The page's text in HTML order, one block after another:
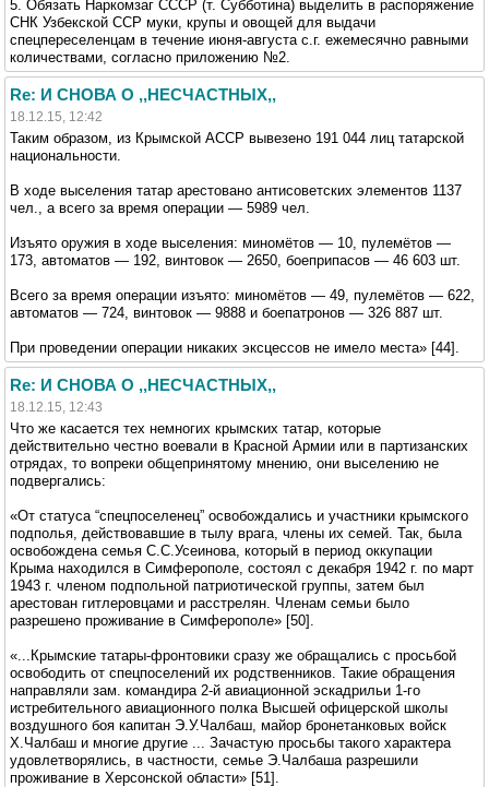
5. Обязать Наркомзаг СССР (т. Субботина) выделить в распоряжение
СНК Узбекской ССР муки, крупы и овощей для выдачи
спецпереселенцам в течение июня-августа с.г. ежемесячно равными
количествами, согласно приложению №2.
Re: И СНОВА О ,,НЕСЧАСТНЫХ,,
18.12.15, 12:42
Таким образом, из Крымской АССР вывезено 191 044 лиц татарской
национальности.
В ходе выселения татар арестовано антисоветских элементов 1137
чел., а всего за время операции — 5989 чел.
Изъято оружия в ходе выселения: миномётов — 10, пулемётов —
173, автоматов — 192, винтовок — 2650, боеприпасов — 46 603 шт.
Всего за время операции изъято: миномётов — 49, пулемётов — 622,
автоматов — 724, винтовок — 9888 и боепатронов — 326 887 шт.
При проведении операции никаких эксцессов не имело места» [44].
Re: И СНОВА О ,,НЕСЧАСТНЫХ,,
18.12.15, 12:43
Что же касается тех немногих крымских татар, которые
действительно честно воевали в Красной Армии или в партизанских
отрядах, то вопреки общепринятому мнению, они выселению не
подвергались:
«От статуса “спецпоселенец” освобождались и участники крымского
подполья, действовавшие в тылу врага, члены их семей. Так, была
освобождена семья С.С.Усеинова, который в период оккупации
Крыма находился в Симферополе, состоял с декабря 1942 г. по март
1943 г. членом подпольной патриотической группы, затем был
арестован гитлеровцами и расстрелян. Членам семьи было
разрешено проживание в Симферополе» [50].
«...Крымские татары-фронтовики сразу же обращались с просьбой
освободить от спецпоселений их родственников. Такие обращения
направляли зам. командира 2-й авиационной эскадрильи 1-го
истребительного авиационного полка Высшей офицерской школы
воздушного боя капитан Э.У.Чалбаш, майор бронетанковых войск
Х.Чалбаш и многие другие ... Зачастую просьбы такого характера
удовлетворялись, в частности, семье Э.Чалбаша разрешили
проживание в Херсонской области» [51].